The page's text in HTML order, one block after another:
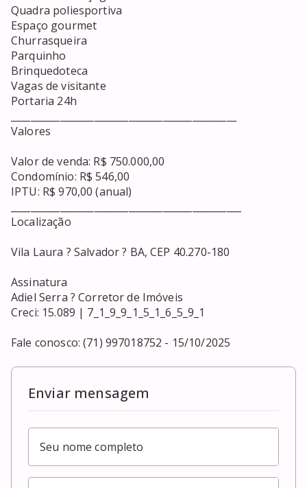
Quadra poliesportiva
Espaço gourmet
Churrasqueira
Parquinho
Brinquedoteca
Vagas de visitante
Portaria 24h
Valores
Valor de venda: R$ 750.000,00
Condomínio: R$ 546,00
IPTU: R$ 970,00 (anual)
Localização
Vila Laura ? Salvador ? BA, CEP 40.270-180
Assinatura
Adiel Serra ? Corretor de Imóveis
Creci: 15.089 | 7_1_9_9_1_5_1_6_5_9_1
Fale conosco: (71) 997018752 - 15/10/2025
Enviar mensagem